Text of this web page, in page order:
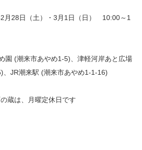
月28日（土）・3月1日（日） 10:00～1
園 (潮来市あやめ1-5)、津軽河岸あと広場
、JR潮来駅 (潮来市あやめ1-1-16)
蔵は、月曜定休日です